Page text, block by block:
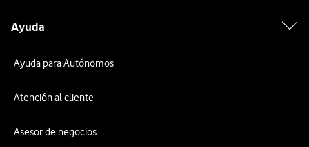
Ayuda
Ayuda para Autónomos
Atención al cliente
Asesor de negocios